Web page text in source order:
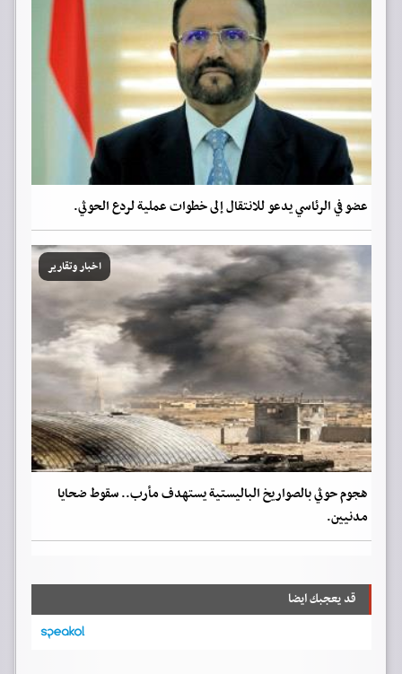
عضو في الرئاسي يدعو للانتقال إلى خطوات عملية لردع الحوثي.
اخبار وتقارير
هجوم حوثي بالصواريخ الباليستية يستهدف مأرب.. سقوط ضحايا
مدنيين.
قد يعجبك ايضا